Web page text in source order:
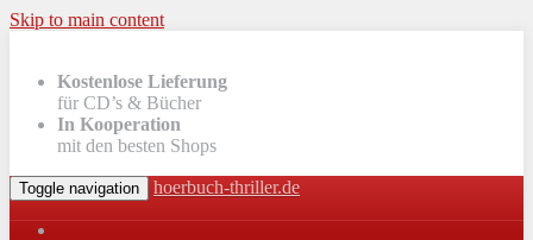
Skip to main content
Kostenlose Lieferung
für CD’s & Bücher
In Kooperation
mit den besten Shops
Toggle navigation hoerbuch-thriller.de